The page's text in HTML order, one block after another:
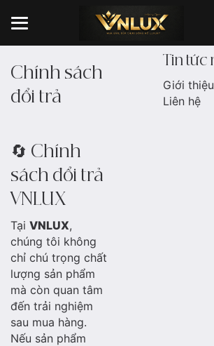
Đồng hồ casio đồng hồ Orient
Chính sách
đổi trả
🔄 Chính
sách đổi trả
VNLUX
Tại VNLUX,
chúng tôi không
chỉ chú trọng chất
lượng sản phẩm
mà còn quan tâm
đến trải nghiệm
sau mua hàng.
Nếu sản phẩm
Tin tức
Giới
Liên hệ